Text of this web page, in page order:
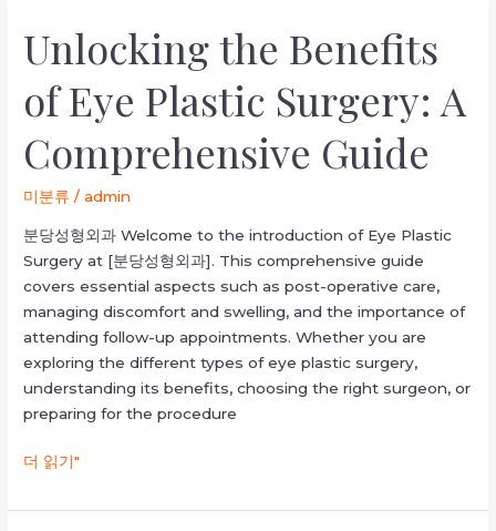
Unlocking the Benefits
of Eye Plastic Surgery: A
Comprehensive Guide
미분류 /admin
분당성형외과 Welcome to the introduction of Eye Plastic
Surgery at [분당성형외과]. This comprehensive guide
covers essential aspects such as post-operative care,
managing discomfort and swelling, and the importance of
attending follow-up appointments. Whether you are
exploring the different types of eye plastic surgery,
understanding its benefits, choosing the right surgeon, or
preparing for the procedure
Unlocking
the
Benefits
of
Plastic
Surgery:
Comprehensive
Guide
더 읽기"